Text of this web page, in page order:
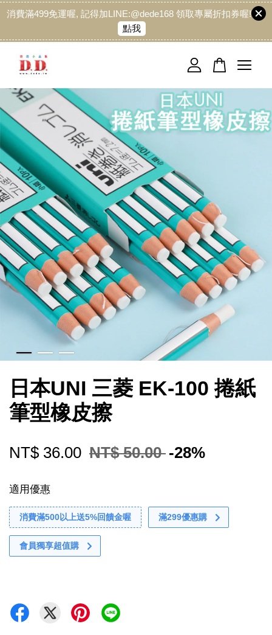
消費滿499免運喔, 記得加LINE:@dede168 領取專屬折扣券喔!
點我
日本UNI 三菱 EK-100 捲紙
筆型橡皮擦
NT$ 36.00 NT$ 50.00 -28%
適用優惠
消費滿500以上送5%回饋金喔 滿299優惠購
會員獨享超值購
您的購物車目前還是空的。